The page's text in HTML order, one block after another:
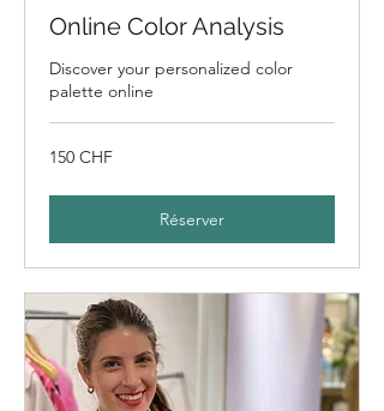
Online Color Analysis
Discover your personalized color
palette online
150
francs
150 CHF
Réserver